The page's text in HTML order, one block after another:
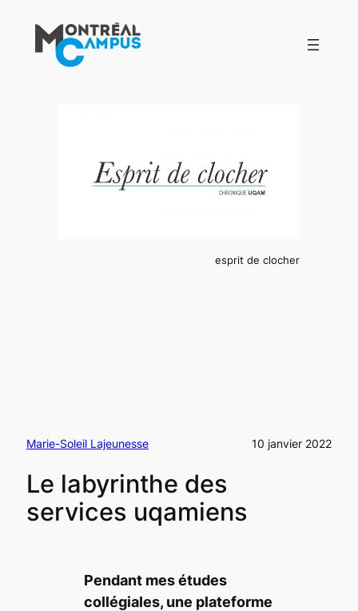
contenu
esprit de clocher
Marie-Soleil Lajeunesse 10 janvier 2022
Le labyrinthe des
services uqamiens
Pendant mes études
collégiales, une plateforme